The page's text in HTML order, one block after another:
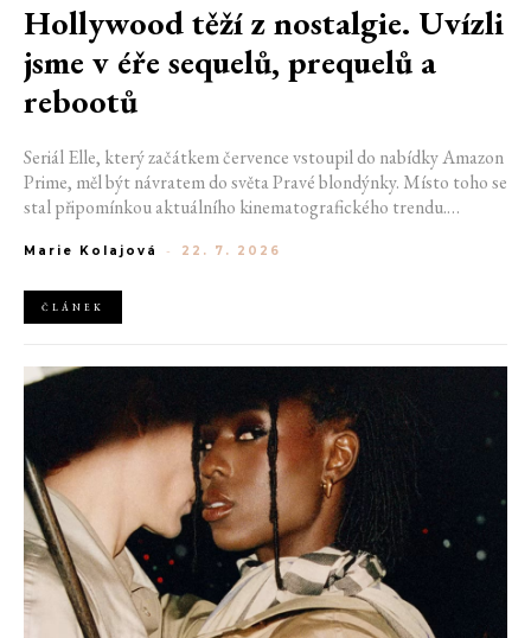
Hollywood těží z nostalgie. Uvízli
jsme v éře sequelů, prequelů a
rebootů
Seriál Elle, který začátkem července vstoupil do nabídky Amazon
Prime, měl být návratem do světa Pravé blondýnky. Místo toho se
stal připomínkou aktuálního kinematografického trendu.
Prequely, sequely, spin-offy i rebooty zaplnily kina i streamovací
vzácností. Proč se filmový průmysl tak moc bojí nových nápadů?
A můžeme si za to sami?
Marie Kolajová - 22. 7. 2026
ČLÁNEK